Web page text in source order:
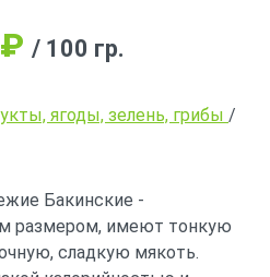
₽ / 100 гр.
ягоды, зелень, грибы /
Бакинские -
размером, имеют тонкую
сладкую мякоть.